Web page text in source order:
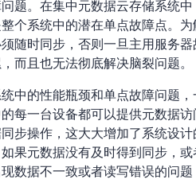
题。在集中元数据云存储系统
个系统中的潜在单点故障点。
随时同步，否则一旦主用服务
而且也无法彻底解决脑裂问题。
中的性能瓶颈和单点故障问题
每一台设备都可以提供元数据
步操作，这大大增加了系统设
果元数据没有及时得到同步，
数据不一致或者读写错误的问